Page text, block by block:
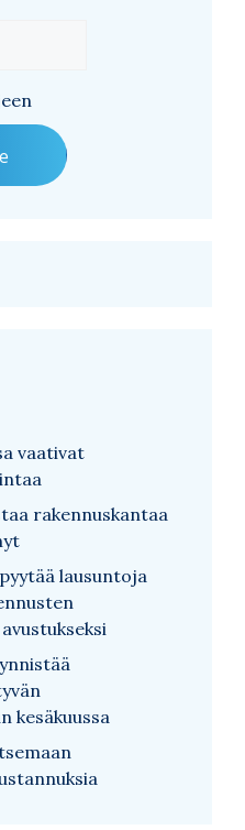
vaativat
rakennuskantaa
lausuntoja
kesäkuussa